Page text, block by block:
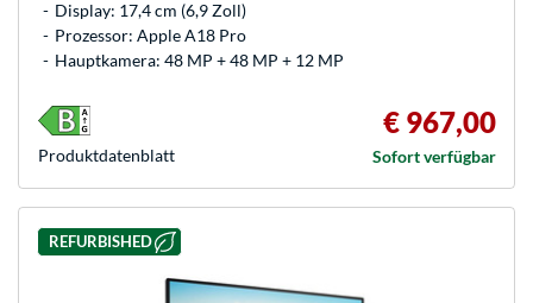
Display: 17,4 cm (6,9 Zoll)
Prozessor: Apple A18 Pro
Hauptkamera: 48 MP + 48 MP + 12 MP
€ 967,00
Sofort verfügbar
Produkt­datenblatt
REFURBISHED